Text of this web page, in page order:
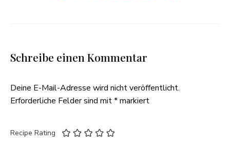
Schreibe einen Kommentar
Deine E-Mail-Adresse wird nicht veröffentlicht.
Erforderliche Felder sind mit*markiert
Recipe Rating